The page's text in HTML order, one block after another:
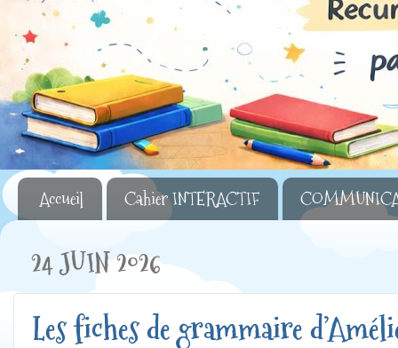
Accueil Cahier INTERACTIF
24 JUIN 2026
Les fiches de grammaire